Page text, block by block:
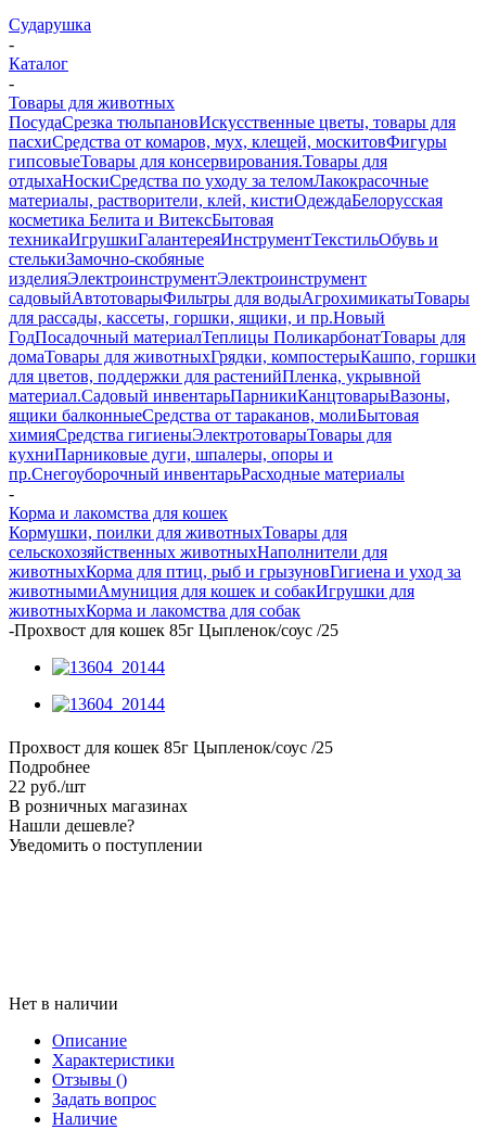
Сударушка
-
Каталог
-
Товары для животных
ПосудаСрезка тюльпановИскусственные цветы, товары для
пасхиСредства от комаров, мух, клещей, москитовФигуры
гипсовыеТовары для консервирования.Товары для
отдыхаНоскиСредства по уходу за теломЛакокрасочные
материалы, растворители, клей, кистиОдеждаБелорусская
косметика Белита и ВитексБытовая
техникаИгрушкиГалантереяИнструментТекстильОбувь и
стелькиЗамочно-скобяные
изделияЭлектроинструментЭлектроинструмент
садовыйАвтотоварыФильтры для водыАгрохимикатыТовары
для рассады, кассеты, горшки, ящики, и пр.Новый
ГодПосадочный материалТеплицы ПоликарбонатТовары для
домаТовары для животныхГрядки, компостерыКашпо, горшки
для цветов, поддержки для растенийПленка, укрывной
материал.Садовый инвентарьПарникиКанцтоварыВазоны,
ящики балконныеСредства от тараканов, молиБытовая
химияСредства гигиеныЭлектротоварыТовары для
кухниПарниковые дуги, шпалеры, опоры и
пр.Снегоуборочный инвентарьРасходные материалы
-
Корма и лакомства для кошек
Кормушки, поилки для животныхТовары для
сельскохозяйственных животныхНаполнители для
животныхКорма для птиц, рыб и грызуновГигиена и уход за
животнымиАмуниция для кошек и собакИгрушки для
животныхКорма и лакомства для собак
-Прохвост для кошек 85г Цыпленок/соус /25
Прохвост для кошек 85г Цыпленок/соус /25
Подробнее
22 руб./шт
В розничных магазинах
Нашли дешевле?
Уведомить о поступлении
Нет в наличии
Описание
Характеристики
Отзывы ()
Задать вопрос
Наличие